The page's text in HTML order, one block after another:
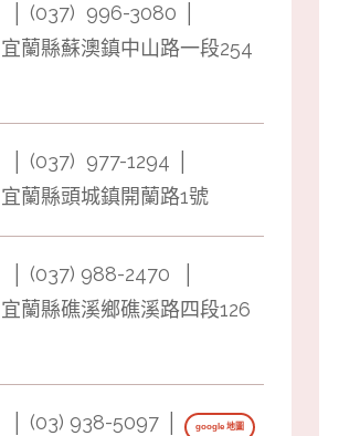
│ (037) 996-3080 │
宜蘭縣蘇澳鎮中山路一段254
│ (037) 977-1294 │
宜蘭縣頭城鎮開蘭路1號
│ (037) 988-2470 │
宜蘭縣礁溪鄉礁溪路四段126
│ (03) 938-5097 │ google 地圖